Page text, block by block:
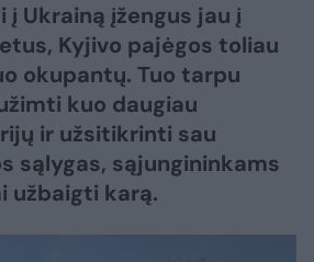
į Ukrainą įžengus jau į
Kyjivo pajėgos toliau
okupantų. Tuo tarpu
kuo daugiau
ir užsitikrinti sau
sąlygas, sąjungininkams
užbaigti karą.​​​​​​​​​​​​​​​​​​​​​​​​​​​